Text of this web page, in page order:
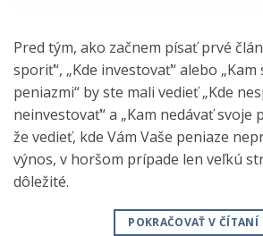
Pred tým, ako začnem písať prvé
sporiť“, „Kde investovať“ alebo
peniazmi“ by ste mali vedieť „Kde
neinvestovať“ a „Kam nedávať svoje
že vedieť, kde Vám Vaše peniaze
výnos, v horšom prípade len veľkú
dôležité.
POKRAČOVAŤ V ČÍTANÍ